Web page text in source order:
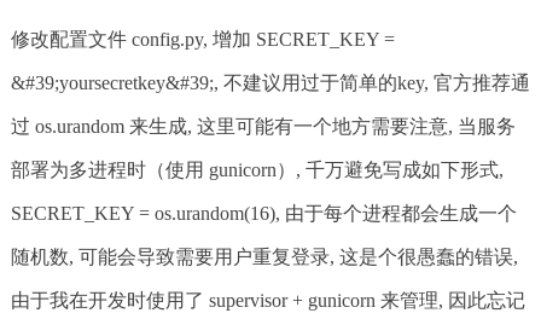
修改配置文件 config.py, 增加 SECRET_KEY =
&#39;yoursecretkey&#39;, 不建议用过于简单的key, 官方推荐通
过 os.urandom 来生成, 这里可能有一个地方需要注意, 当服务
部署为多进程时（使用 gunicorn）, 千万避免写成如下形式,
SECRET_KEY = os.urandom(16), 由于每个进程都会生成一个
随机数, 可能会导致需要用户重复登录, 这是个很愚蠢的错误,
由于我在开发时使用了 supervisor + gunicorn 来管理, 因此忘记